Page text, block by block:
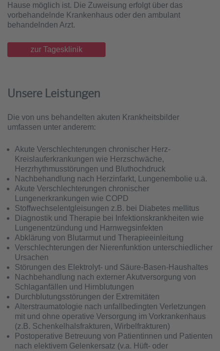
Hause möglich ist. Die Zuweisung erfolgt über das
vorbehandelnde Krankenhaus oder den ambulant
behandelnden Arzt.
zur Tagesklinik
Unsere Leistungen
Die von uns behandelten akuten Krankheitsbilder
umfassen unter anderem:
Akute Verschlechterungen chronischer Herz-
Kreislauferkrankungen wie Herzschwäche,
Herzrhythmusstörungen und Bluthochdruck
Nachbehandlung nach Herzinfarkt, Lungenembolie u.ä.
Akute Verschlechterungen chronischer
Lungenerkrankungen wie COPD
Stoffwechselentgleisungen z.B. bei Diabetes mellitus
Diagnostik und Therapie bei Infektionskrankheiten wie
Lungenentzündung und Harnwegsinfekten
Abklärung von Blutarmut und Therapieeinleitung
Verschlechterungen der Nierenfunktion unterschiedlicher
Ursachen
Störungen des Elektrolyt- und Säure-Basen-Haushaltes
Nachbehandlung nach externer Akutversorgung von
Schlaganfällen und Hirnblutungen
Durchblutungsstörungen der Extremitäten
Alterstraumatologie nach unfallbedingten Verletzungen
mit und ohne operative Versorgung im Vorkrankenhaus
(z.B. Schenkelhalsfrakturen, Wirbelfrakturen)
Postoperative Betreuung von Patientinnen und Patienten
nach elektivem Gelenkersatz (v.a. Hüft- oder